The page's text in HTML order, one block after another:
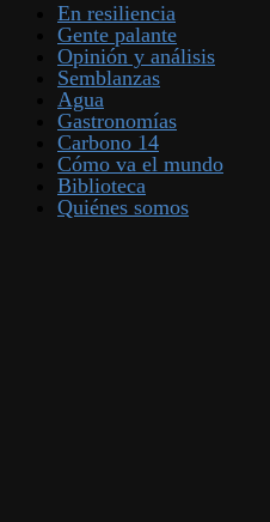
En resiliencia
Gente palante
Opinión y análisis
Semblanzas
Agua
Gastronomías
Carbono 14
Cómo va el mundo
Biblioteca
Quiénes somos